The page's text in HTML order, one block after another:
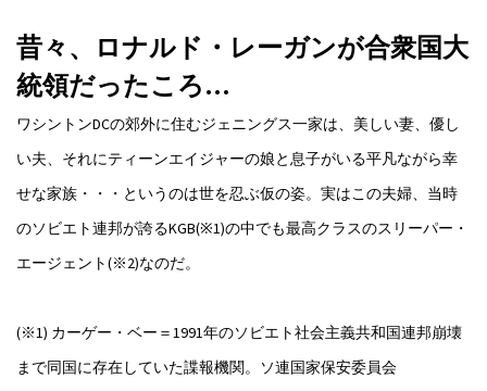
昔々、ロナルド・レーガンが合衆国大
統領だったころ…
ワシントンDCの郊外に住むジェニングス一家は、美しい妻、優し
い夫、それにティーンエイジャーの娘と息子がいる平凡ながら幸
せな家族・・・というのは世を忍ぶ仮の姿。実はこの夫婦、当時
のソビエト連邦が誇るKGB(※1)の中でも最高クラスのスリーパー・
エージェント(※2)なのだ。
(※1) カーゲー・ベー＝1991年のソビエト社会主義共和国連邦崩壊
まで同国に存在していた諜報機関。ソ連国家保安委員会